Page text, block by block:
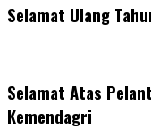
Selamat Ulang
Selamat Atas
Kemendagri